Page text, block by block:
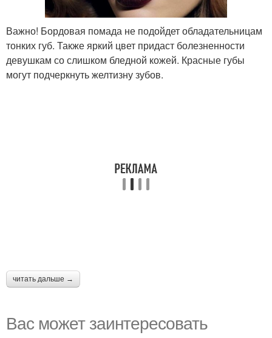
Важно! Бордовая помада не подойдет обладательницам
тонких губ. Также яркий цвет придаст болезненности
девушкам со слишком бледной кожей. Красные губы
могут подчеркнуть желтизну зубов.
читать дальше →
Вас может заинтересовать